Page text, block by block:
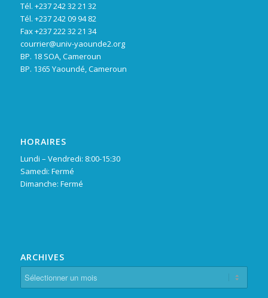
Tél. +237 242 32 21 32
Tél. +237 242 09 94 82
Fax +237 222 32 21 34
courrier@univ-yaounde2.org
BP. 18 SOA, Cameroun
BP. 1365 Yaoundé, Cameroun
HORAIRES
Lundi – Vendredi: 8:00-15:30
Samedi: Fermé
Dimanche: Fermé
ARCHIVES